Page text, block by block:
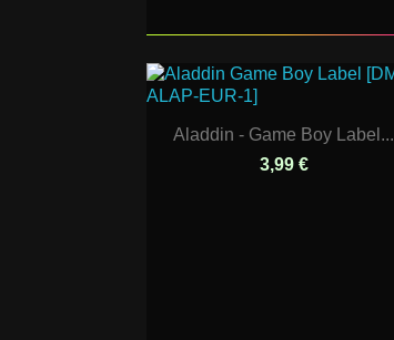
Aladdin - Game Boy Label...
3,99 €